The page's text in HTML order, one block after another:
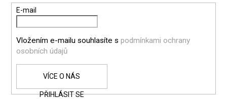
E-mail
Vložením e-mailu souhlasíte s podmínkami ochrany
osobních údajů
PŘIHLÁSIT SE